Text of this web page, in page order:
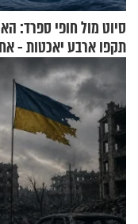
סיוט מול חופי ספרד:
תקפו ארבע יאכטות -
טבעה